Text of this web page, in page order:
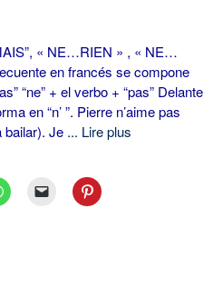
« NE…RIEN » , « NE…
en francés se compone
“ne” + el verbo + “pas” Delante
en “n’ ”. Pierre n’aime pas
bailar). Je ... Lire plus